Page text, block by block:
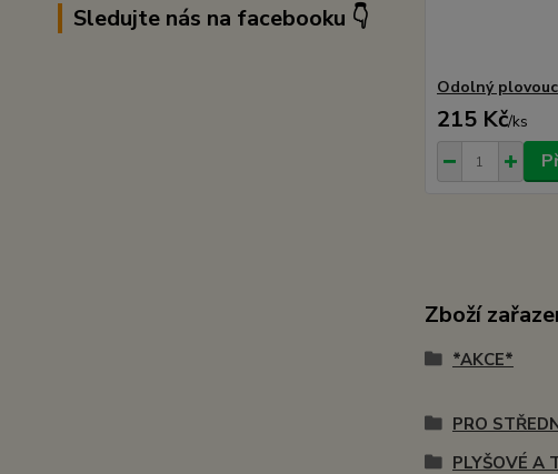
Sledujte nás na facebooku 👇
Odolný
215 Kč/ks
Zboží
*AKCE*
PRO
PLYŠOVÉ A